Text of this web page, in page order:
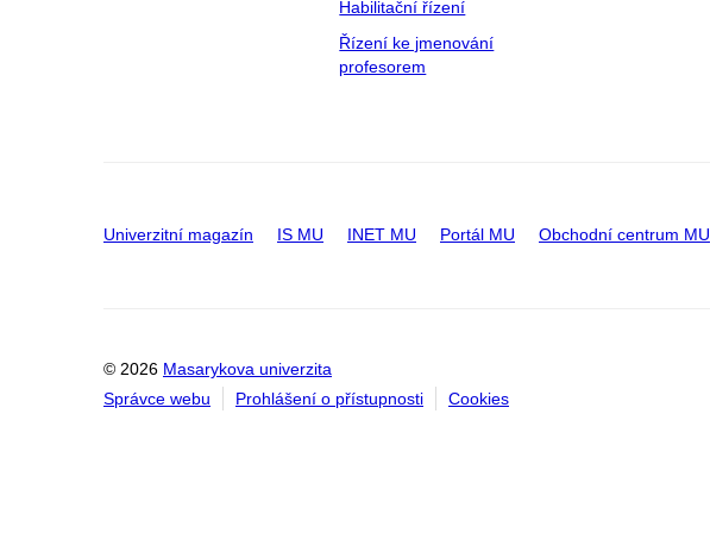
Habilitační řízení
Řízení ke jmenování
profesorem
Univerzitní magazín IS MU INET MU Portál MU Obchodní centrum MU
© 2026 Masarykova univerzita
Správce webu
Prohlášení o přístupnosti Cookies